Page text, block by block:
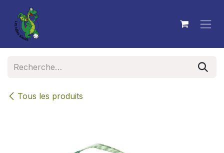
Se rendre au contenu
Tous les produits